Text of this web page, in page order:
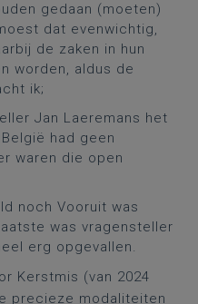
gedaan (moeten)
dat evenwichtig,
de zaken in hun
worden, aldus de
ik;
Jan Laeremans het
had geen
waren die open
noch Vooruit was
was vragensteller
erg opgevallen.
Kerstmis (van 2024
precieze modaliteiten